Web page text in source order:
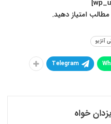
مطالب امتیاز دهید
آنژیو
Telegram
خواه